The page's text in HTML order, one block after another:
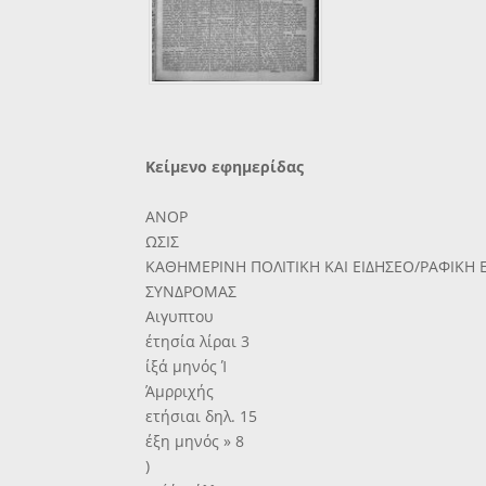
Κείμενο εφημερίδας
ΑΝΟΡ
ΩΣΙΣ
ΚΑΘΗΜΕΡΙΝΗ ΠΟΛΙΤΙΚΗ ΚΑΙ ΕΙΔΗΣΕΟ/ΡΑΦΙΚΗ
ΣΥΝΔΡΟΜΑΣ
Αιγυπτου
έτησία λίραι 3
ίξά μηνός Ί
Άμρριχής
ετήσιαι δηλ. 15
έξη μηνός » 8
)